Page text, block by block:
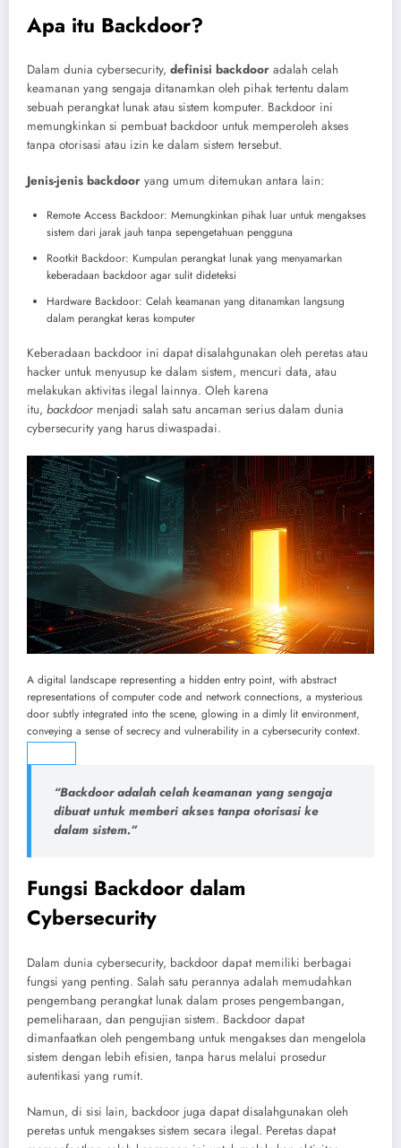
Apa itu Backdoor?
Dalam dunia cybersecurity, definisi backdoor adalah celah
keamanan yang sengaja ditanamkan oleh pihak tertentu dalam
sebuah perangkat lunak atau sistem komputer. Backdoor ini
memungkinkan si pembuat backdoor untuk memperoleh akses
tanpa otorisasi atau izin ke dalam sistem tersebut.
Jenis-jenis backdoor yang umum ditemukan antara lain:
Remote Access Backdoor: Memungkinkan pihak luar untuk mengakses
sistem dari jarak jauh tanpa sepengetahuan pengguna
Rootkit Backdoor: Kumpulan perangkat lunak yang menyamarkan
keberadaan backdoor agar sulit dideteksi
Hardware Backdoor: Celah keamanan yang ditanamkan langsung
dalam perangkat keras komputer
Keberadaan backdoor ini dapat disalahgunakan oleh peretas atau
hacker untuk menyusup ke dalam sistem, mencuri data, atau
melakukan aktivitas ilegal lainnya. Oleh karena
itu, backdoor menjadi salah satu ancaman serius dalam dunia
cybersecurity yang harus diwaspadai.
A digital landscape representing a hidden entry point, with abstract
representations of computer code and network connections, a mysterious
door subtly integrated into the scene, glowing in a dimly lit environment,
conveying a sense of secrecy and vulnerability in a cybersecurity context.
“Backdoor adalah celah keamanan yang sengaja
dibuat untuk memberi akses tanpa otorisasi ke
dalam sistem.”
Fungsi Backdoor dalam
Cybersecurity
Dalam dunia cybersecurity, backdoor dapat memiliki berbagai
fungsi yang penting. Salah satu perannya adalah memudahkan
pengembang perangkat lunak dalam proses pengembangan,
pemeliharaan, dan pengujian sistem. Backdoor dapat
dimanfaatkan oleh pengembang untuk mengakses dan mengelola
sistem dengan lebih efisien, tanpa harus melalui prosedur
autentikasi yang rumit.
Namun, di sisi lain, backdoor juga dapat disalahgunakan oleh
peretas untuk mengakses sistem secara ilegal. Peretas dapat